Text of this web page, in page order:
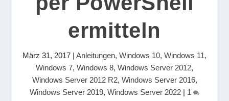
ermitteln
März 31, 2017 | Anleitungen, Windows 10, Windows 11,
Windows 7, Windows 8, Windows Server 2012,
Windows Server 2012 R2, Windows Server 2016,
Windows Server 2019, Windows Server 2022 | 1